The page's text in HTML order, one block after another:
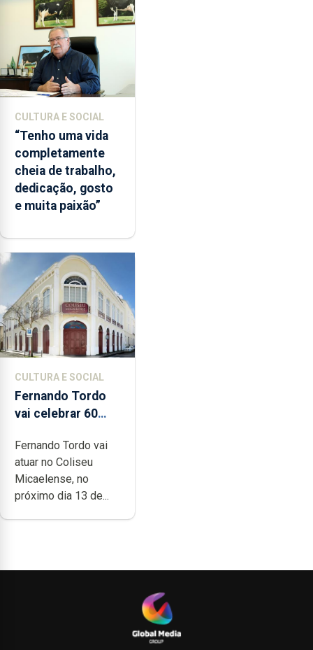
CULTURA E SOCIAL
“Tenho uma vida
completamente
cheia de trabalho,
dedicação, gosto
e muita paixão”
CULTURA E SOCIAL
Fernando Tordo
vai celebrar 60
no Coliseu
Micaelense
Fernando Tordo vai
atuar no Coliseu
Micaelense, no
próximo dia 13 de...